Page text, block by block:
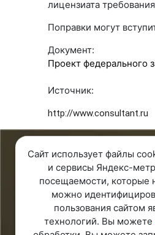
лицензиата
Поправки могут
Документ:
Проект федерального
Источник:
http://www.consultant.ru
8 343 287 51 45
Единый телефон
8 800 100 00
Бесплатно по России
Обратная связь
Удаленная поддержка
Сайт использует файлы
и сервисы Яндекс-
посещаемости, которые
можно
пользования сайтом
технологий. Вы можете